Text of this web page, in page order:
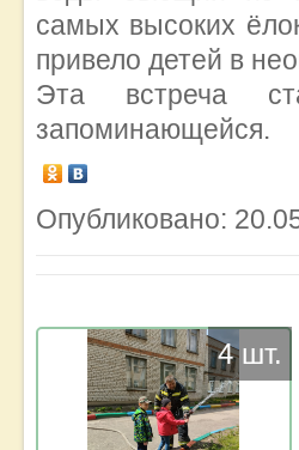
самых высоких
привело детей в
Эта встреча
запоминающейся.
Опубликовано:
4 шт.